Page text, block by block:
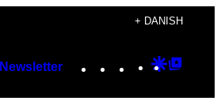
+ DANISH
Newsletter Instagram
TikTok
YouTube
Google